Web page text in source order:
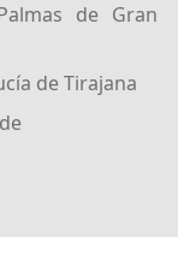
de Gran
de Tirajana